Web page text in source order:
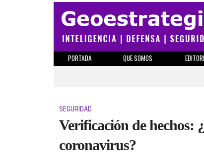
PORTADA QUE SOMOS
SEGURIDAD
Verificación de hechos:
coronavirus?